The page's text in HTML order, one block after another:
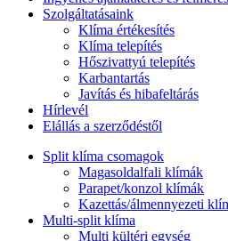
Szolgáltatásaink
Klíma értékesítés
Klíma telepítés
Hőszivattyú telepítés
Karbantartás
Javítás és hibafeltárás
Hírlevél
Elállás a szerződéstől
Split klíma csomagok
Magasoldalfali klímák
Parapet/konzol klímák
Kazettás/álmennyezeti
Multi-split klíma
Multi kültéri egység